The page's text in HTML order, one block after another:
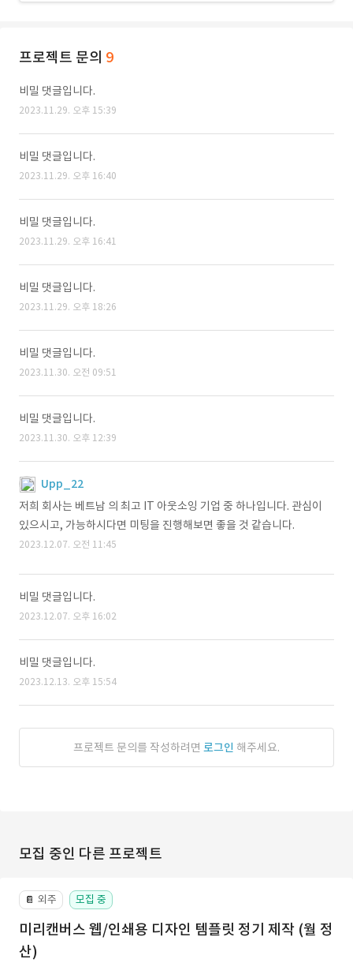
프로젝트 문의 9
비밀 댓글입니다.
2023.11.29. 오후 15:39
비밀 댓글입니다.
2023.11.29. 오후 16:40
비밀 댓글입니다.
2023.11.29. 오후 16:41
비밀 댓글입니다.
2023.11.29. 오후 18:26
비밀 댓글입니다.
2023.11.30. 오전 09:51
비밀 댓글입니다.
2023.11.30. 오후 12:39
Upp_22
저희 회사는 베트남 의 최고 IT 아웃소잉 기업 중 하나입니다. 관심이
있으시고, 가능하시다면 미팅을 진행해보면 좋을 것 같습니다.
2023.12.07. 오전 11:45
비밀 댓글입니다.
2023.12.07. 오후 16:02
비밀 댓글입니다.
2023.12.13. 오후 15:54
프로젝트 문의를 작성하려면 로그인 해주세요.
모집 중인 다른 프로젝트
📔 외주 모집 중
미리캔버스 웹/인쇄용 디자인 템플릿 정기 제작 (월 정
산)